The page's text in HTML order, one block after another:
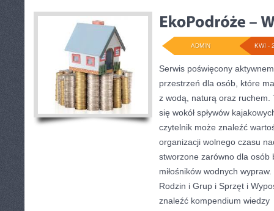
KWI -
ADMIN
Serwis poświęcony
przestrzeń dla osób, które
z wodą, naturą oraz ruchem.
się wokół spływów
czytelnik może znaleźć
organizacji wolnego czasu
stworzone zarówno dla osób
miłośników wodnych
Rodzin i Grup i Sprzęt i
znaleźć kompendium wiedzy